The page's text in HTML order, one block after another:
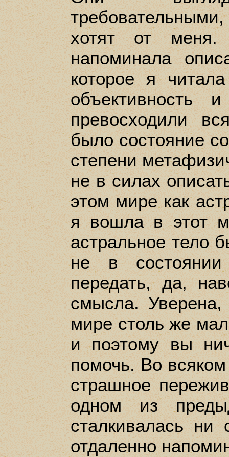
хотят от
напоминала
которое я
объективность
превосходили
было состояние
степени
не в силах
этом мире как
я вошла в этот
астральное тело
не в
передать, да,
смысла.
мире столь же
и поэтому вы
помочь. Во
страшное
одном из
сталкивалась
отдаленно